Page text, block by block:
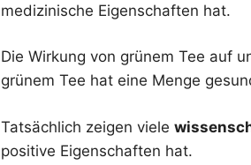
medizinische Eigenschaften hat.
Die Wirkung von grünem Tee auf
grünem Tee hat eine Menge
Tatsächlich zeigen viele
positive Eigenschaften hat.